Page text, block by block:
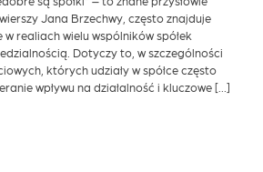
Jana Brzechwy, często znajduje
realiach wielu wspólników spółek
Dotyczy to, w szczególności
których udziały w spółce często
wpływu na działalność i kluczowe […]